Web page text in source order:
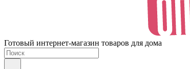
Готовый интернет-магазин товаров для дома